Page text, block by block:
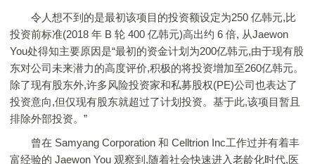
令人想不到的是最初该项目的投资额设定为250 亿韩元,比
投资前标准(2018 年 B 轮 400 亿韩元)高出约 6 倍, 从Jaewon
You处得知主要原因是“最初的资金计划为200亿韩元,由于现有股
东对公司未来潜力的高度评价,积极的将投资增加至260亿韩元。
除了现有股东外,许多风险投资家和私募股权(PE)公司也表达了
投资意向,但仅现有股东就超过了计划投资。基于此,该项目暂且
排除外部投资。”
曾在 Samyang Corporation 和 Celltrion Inc工作过并有着丰
富经验的 Jaewon You 观察到,随着社会快速进入老龄化时代,医